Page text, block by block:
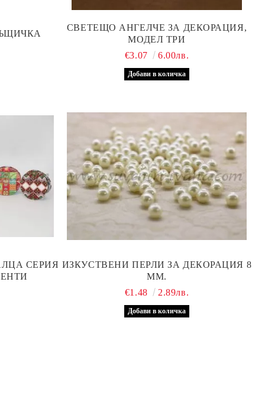
СВЕТЕЩО АНГЕЛЧЕ ЗА ДЕКОРАЦИЯ,
МОДЕЛ ТРИ
€3.07
6.00лв.
СЕРИЯ ИЗКУСТВЕНИ ПЕРЛИ ЗА ДЕКОРАЦИЯ 8
ММ.
€1.48
2.89лв.